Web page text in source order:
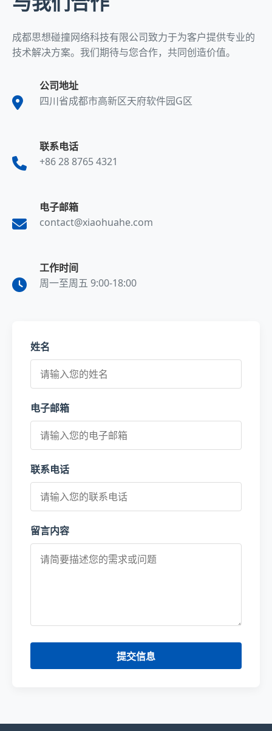
成都思想碰撞网络科技有限公司致力于为客户提供专业的
技术解决方案。我们期待与您合作，共同创造价值。
公司地址
四川省成都市高新区天府软件园G区
联系电话
+86 28 8765 4321
电子邮箱
contact@xiaohuahe.com
工作时间
周一至周五 9:00-18:00
姓名
电子邮箱
联系电话
留言内容
提交信息